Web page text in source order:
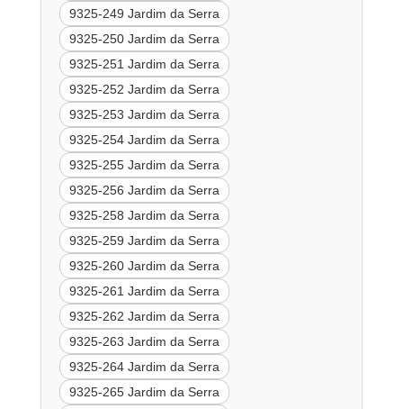
9325-249 Jardim da Serra
9325-250 Jardim da Serra
9325-251 Jardim da Serra
9325-252 Jardim da Serra
9325-253 Jardim da Serra
9325-254 Jardim da Serra
9325-255 Jardim da Serra
9325-256 Jardim da Serra
9325-258 Jardim da Serra
9325-259 Jardim da Serra
9325-260 Jardim da Serra
9325-261 Jardim da Serra
9325-262 Jardim da Serra
9325-263 Jardim da Serra
9325-264 Jardim da Serra
9325-265 Jardim da Serra